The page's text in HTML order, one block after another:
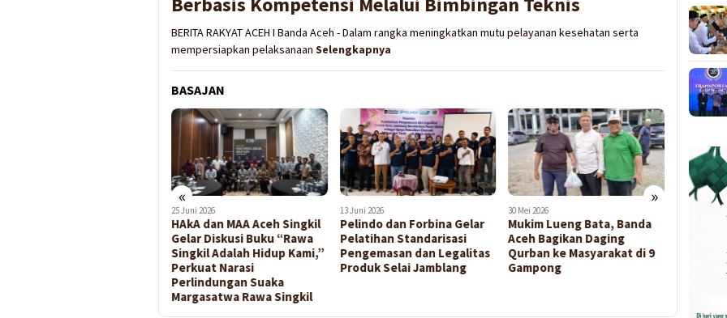
BERITA RAKYAT ACEH I Banda Aceh - Dalam rangka meningkatkan mutu pelayanan kesehatan serta
mempersiapkan pelaksanaan Selengkapnya
BASAJAN
« »
25 Juni 2026
HAkA dan MAA Aceh Singkil
Gelar Diskusi Buku “Rawa
Singkil Adalah Hidup Kami,”
Perkuat Narasi
Perlindungan Suaka
Margasatwa Rawa Singkil
13 Juni 2026
Pelindo dan Forbina Gelar
Pelatihan Standarisasi
Pengemasan dan Legalitas
Produk Selai Jamblang
30 Mei 2026
Mukim Lueng Bata, Banda
Aceh Bagikan Daging
Qurban ke Masyarakat di 9
Gampong
Bukti